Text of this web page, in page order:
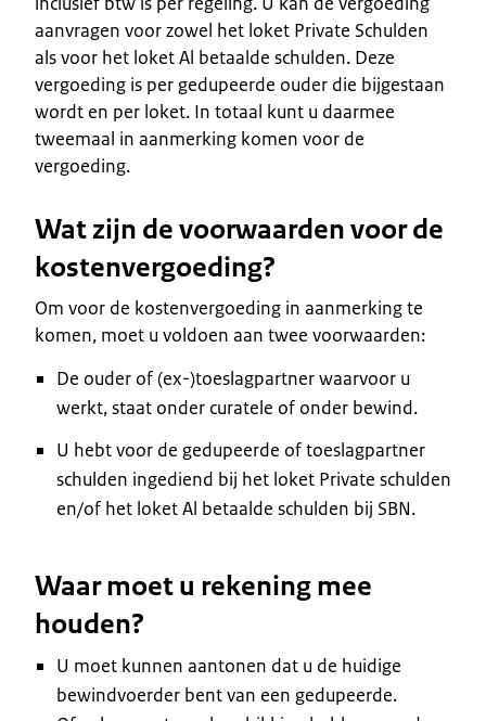
aanvragen voor zowel het loket Private Schulden
als voor het loket Al betaalde schulden. Deze
vergoeding is per gedupeerde ouder die bijgestaan
wordt en per loket. In totaal kunt u daarmee
tweemaal in aanmerking komen voor de
vergoeding.
Wat zijn de voorwaarden voor de
kostenvergoeding?
Om voor de kostenvergoeding in aanmerking te
komen, moet u voldoen aan twee voorwaarden:
De ouder of (ex-)toeslagpartner waarvoor u
werkt, staat onder curatele of onder bewind.
U hebt voor de gedupeerde of toeslagpartner
schulden ingediend bij het loket Private schulden
en/of het loket Al betaalde schulden bij SBN.
Waar moet u rekening mee
houden?
U moet kunnen aantonen dat u de huidige
bewindvoerder bent van een gedupeerde.